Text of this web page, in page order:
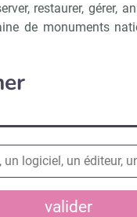
restaurer, gérer,
de monuments
valider